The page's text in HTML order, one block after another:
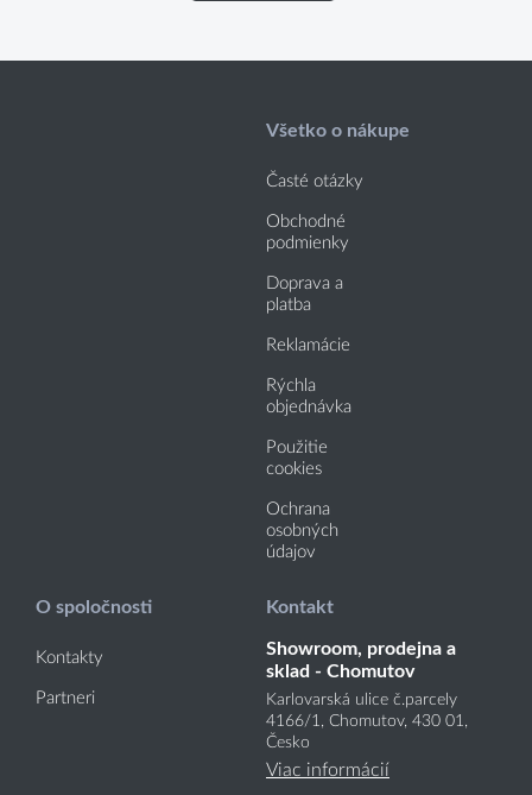
Všetko o nákupe
Časté otázky
Obchodné
podmienky
Doprava a
platba
Reklamácie
Rýchla
objednávka
Použitie
cookies
Ochrana
osobných
údajov
O spoločnosti
Kontakty
Partneri
Kontakt
Showroom, prodejna a
sklad - Chomutov
Karlovarská ulice č.parcely
4166/1, Chomutov, 430 01,
Česko
Viac informácií